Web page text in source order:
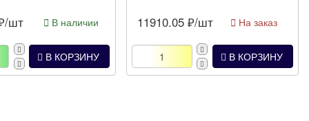
шт В наличии
В КОРЗИНУ
11910.05 ₽/шт На заказ
В КОРЗИНУ